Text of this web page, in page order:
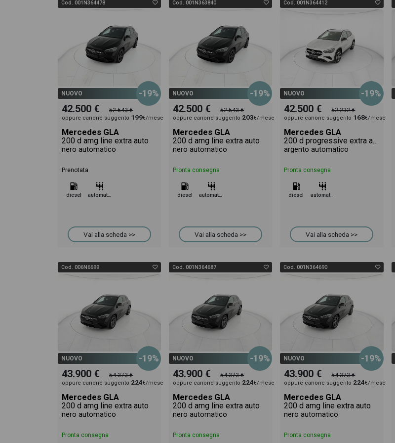
Cod. 001N364478
NUOVO -19%
42.500 € 52.543 €
oppure canone suggerito 199€/mese
Mercedes GLA
200 d amg line extra auto
nero automatico
Prenotata
diesel automatico
Vai alla scheda >>
Cod. 001N363840
NUOVO -19%
42.500 € 52.543 €
oppure canone suggerito 203€/mese
Mercedes GLA
200 d amg line extra auto
nero automatico
Pronta consegna
diesel automatico
Vai alla scheda >>
Cod. 001N364412
NUOVO -19%
42.500 € 52.232 €
oppure canone suggerito 168€/mese
Mercedes GLA
200 d progressive extra auto
argento automatico
Pronta consegna
diesel automatico
Vai alla scheda >>
Cod. 006N6699
NUOVO -19%
43.900 € 54.373 €
oppure canone suggerito 224€/mese
Mercedes GLA
200 d amg line extra auto
nero automatico
Pronta consegna
Cod. 001N364687
NUOVO -19%
43.900 € 54.373 €
oppure canone suggerito 224€/mese
Mercedes GLA
200 d amg line extra auto
nero automatico
Pronta consegna
Cod. 001N364690
NUOVO -19%
43.900 € 54.373 €
oppure canone suggerito 224€/mese
Mercedes GLA
200 d amg line extra auto
nero automatico
Pronta consegna